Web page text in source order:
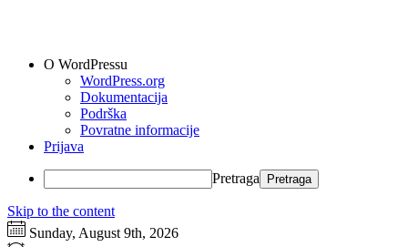
O WordPressu
WordPress.org
Dokumentacija
Podrška
Povratne informacije
Prijava
Pretraga
Skip to the content
Sunday, August 9th, 2026